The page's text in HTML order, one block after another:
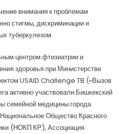
внимания к проблемам
стигмы, дискриминации и
туберкулезом.
центром фтизиатрии и
здоровья при Министерстве
USAID Challenge TB («Вызов
активно участвовали Бишкекский
семейной медицины города
Общество Красного
(НОКП КР), Ассоциация